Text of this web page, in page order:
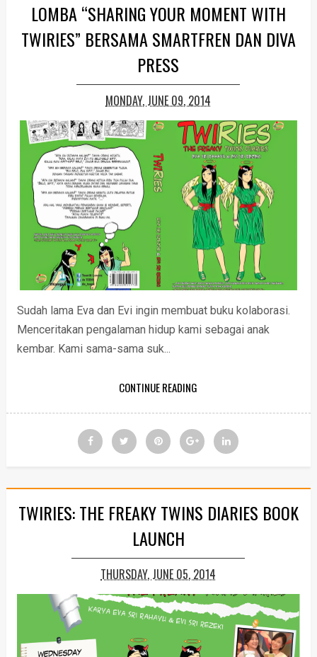
LOMBA “SHARING YOUR MOMENT WITH
TWIRIES” BERSAMA SMARTFREN DAN DIVA
PRESS
MONDAY, JUNE 09, 2014
Sudah lama Eva dan Evi ingin membuat buku kolaborasi.
Menceritakan pengalaman hidup kami sebagai anak
kembar. Kami sama-sama suk...
CONTINUE READING
TWIRIES: THE FREAKY TWINS DIARIES BOOK
LAUNCH
THURSDAY, JUNE 05, 2014